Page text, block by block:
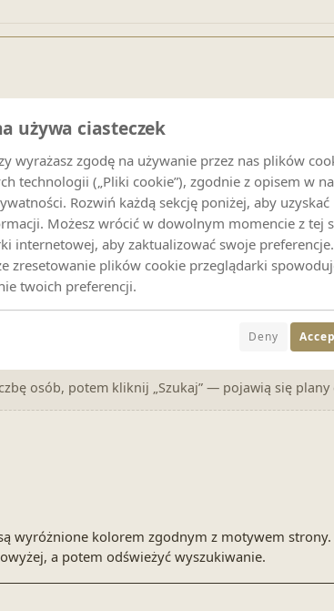
Apartament Krupówki 48/3.
Goście
4 gości
Ustaw daty powyżej
osób, potem kliknij „Szukaj” — pojawią się plany
wyróżnione kolorem zgodnym z motywem strony.
a potem odświeżyć wyszukiwanie.
używa ciasteczek
wyrażasz zgodę na używanie przez nas plików
technologii („Pliki cookie”), zgodnie z opisem w
Rozwiń każdą sekcję poniżej, aby uzyskać
Możesz wrócić w dowolnym momencie z tej
internetowej, aby zaktualizować swoje preferencje.
zresetowanie plików cookie przeglądarki
twoich preferencji.
Deny